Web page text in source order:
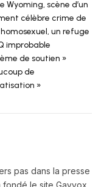
Wyoming, scène d’un
célèbre crime de
un refuge
improbable
de soutien »
de
»
pas dans la presse
fondé le site Gayvox